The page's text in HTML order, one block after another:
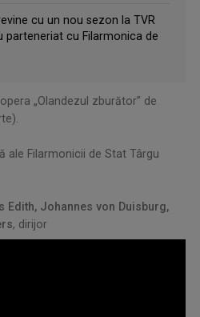
cu un nou sezon la TVR
parteneriat cu Filarmonica de
„Olandezul zburător” de
ale Filarmonicii de Stat Târgu
Edith, Johannes von Duisburg,
, dirijor